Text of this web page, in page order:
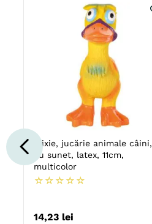
Trixie, jucărie animale câini,
cu sunet, latex, 11cm,
multicolor
☆ ☆ ☆ ☆ ☆
14,23 lei